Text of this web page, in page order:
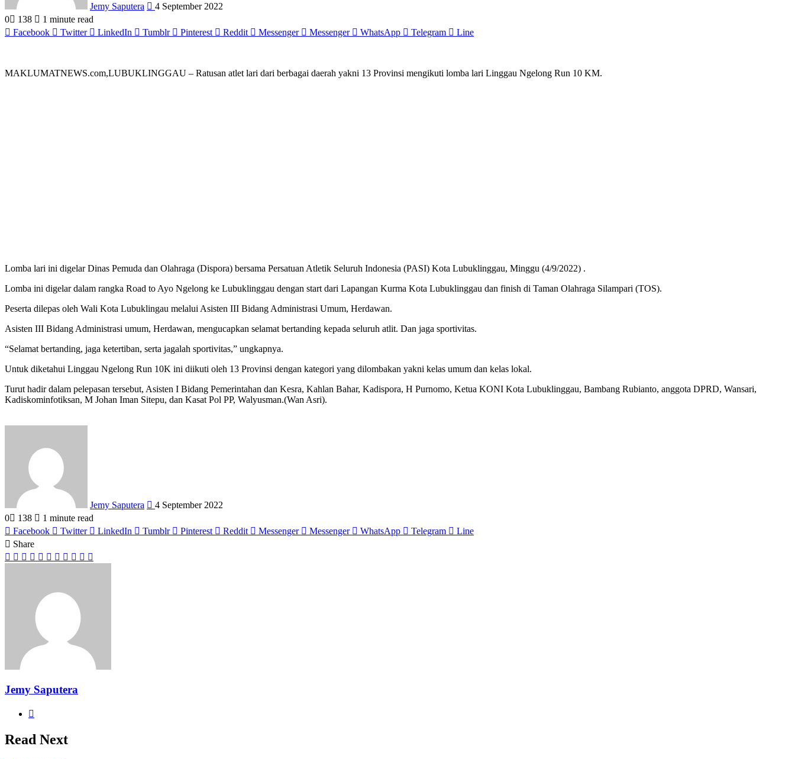
Jemy Saputera
4 September 2022
0
138
1 minute read
Facebook
Twitter LinkedIn Tumblr Pinterest Reddit Messenger Messenger WhatsApp Telegram Line
MAKLUMATNEWS.com,LUBUKLINGGAU – Ratusan atlet lari dari berbagai daerah yakni 13 Provinsi mengikuti lomba lari Linggau Ngelong Run 10 KM.
Lomba lari ini digelar Dinas Pemuda dan Olahraga (Dispora) bersama Persatuan Atletik Seluruh Indonesia (PASI) Kota Lubuklinggau, Minggu (4/9/2022) .
Lomba ini digelar dalam rangka Road to Ayo Ngelong ke Lubuklinggau dengan start dari Lapangan Kurma Kota Lubuklinggau dan finish di Taman Olahraga Silampari (TOS).
Peserta dilepas oleh Wali Kota Lubuklingau melalui Asisten III Bidang Administrasi Umum, Herdawan.
Asisten III Bidang Administrasi umum, Herdawan, mengucapkan selamat bertanding kepada seluruh atlit. Dan jaga sportivitas.
“Selamat bertanding, jaga ketertiban, serta jagalah sportivitas,” ungkapnya.
Untuk diketahui Linggau Ngelong Run 10K ini diikuti oleh 13 Provinsi dengan kategori yang dilombakan yakni kelas umum dan kelas lokal.
Turut hadir dalam pelepasan tersebut, Asisten I Bidang Pemerintahan dan Kesra, Kahlan Bahar, Kadispora, H Purnomo, Ketua KONI Kota Lubuklinggau, Bambang Rubianto, anggota DPRD, Wansari,
Kadiskominfotiksan, M Johan Iman Sitepu, dan Kasat Pol PP, Walyusman.(Wan Asri).
Jemy Saputera
4 September 2022
0
138
1 minute read
Facebook
Twitter LinkedIn Tumblr Pinterest Reddit Messenger Messenger WhatsApp Telegram
Line
Share
Facebook
Twitter
LinkedIn
Pinterest
Reddit
Messenger
Messenger
WhatsApp
Telegram
Share
via
Jemy Saputera
Read Next